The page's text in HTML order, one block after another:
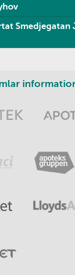
Smedjegatan